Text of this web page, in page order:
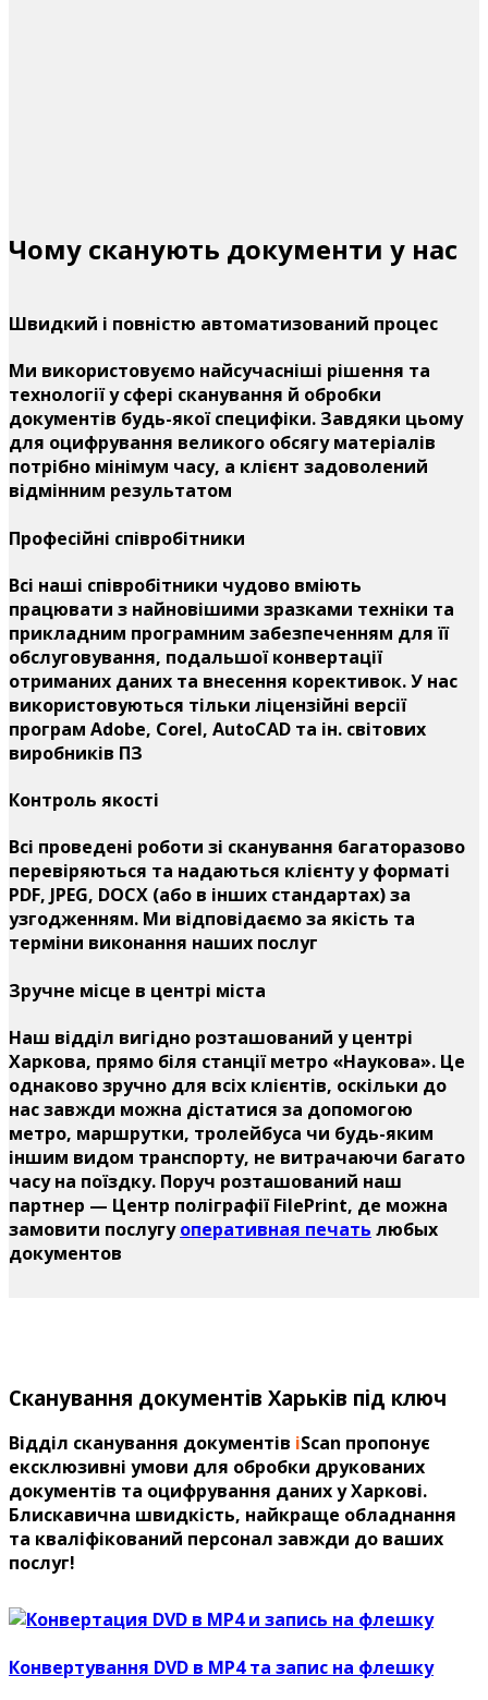
Чому сканують документи у нас
Швидкий і повністю автоматизований процес
Ми використовуємо найсучасніші рішення та
технології у сфері сканування й обробки
документів будь-якої специфіки. Завдяки цьому
для оцифрування великого обсягу матеріалів
потрібно мінімум часу, а клієнт задоволений
відмінним результатом
Професійні співробітники
Всі наші співробітники чудово вміють
працювати з найновішими зразками техніки та
прикладним програмним забезпеченням для її
обслуговування, подальшої конвертації
отриманих даних та внесення корективок. У нас
використовуються тільки ліцензійні версії
програм Adobe, Corel, AutoCAD та ін. світових
виробників ПЗ
Контроль якості
Всі проведені роботи зі сканування багаторазово
перевіряються та надаються клієнту у форматі
PDF, JPEG, DOCX (або в інших стандартах) за
узгодженням. Ми відповідаємо за якість та
терміни виконання наших послуг
Зручне місце в центрі міста
Наш відділ вигідно розташований у центрі
Харкова, прямо біля станції метро «Наукова». Це
однаково зручно для всіх клієнтів, оскільки до
нас завжди можна дістатися за допомогою
метро, маршрутки, тролейбуса чи будь-яким
іншим видом транспорту, не витрачаючи багато
часу на поїздку. Поруч розташований наш
партнер — Центр поліграфії FilePrint, де можна
замовити послугуоперативная печать любых
документов
Сканування документів Харьків під ключ
Відділ сканування документів iScan пропонує
ексклюзивні умови для обробки друкованих
документів та оцифрування даних у Харкові.
Блискавична швидкість, найкраще обладнання
та кваліфікований персонал завжди до ваших
послуг!
Конвертування DVD в MP4 та запис на флешку